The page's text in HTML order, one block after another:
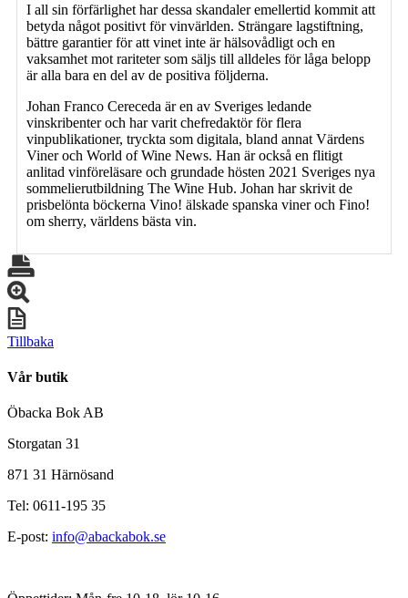
I all sin förfärlighet har dessa skandaler emellertid kommit att
betyda något positivt för vinvärlden. Strängare lagstiftning,
bättre garantier för att vinet inte är hälsovådligt och en
vaksamhet mot rariteter som säljs till alldeles för låga belopp
är alla bara en del av de positiva följderna.
Johan Franco Cereceda är en av Sveriges ledande
vinskribenter och har varit chefredaktör för flera
vinpublikationer, tryckta som digitala, bland annat Värdens
Viner och World of Wine News. Han är också en flitigt
anlitad vinföreläsare och grundade hösten 2021 Sveriges nya
sommelierutbildning The Wine Hub. Johan har skrivit de
prisbelönta böckerna Vino! älskade spanska viner och Fino!
om sherry, världens bästa vin.
Tillbaka
Vår butik
Öbacka Bok AB
Storgatan 31
871 31 Härnösand
Tel: 0611-195 35
E-post: info@abackabok.se